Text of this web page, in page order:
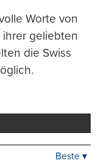
Worte von
ihrer geliebten
die Swiss
Beste ▾